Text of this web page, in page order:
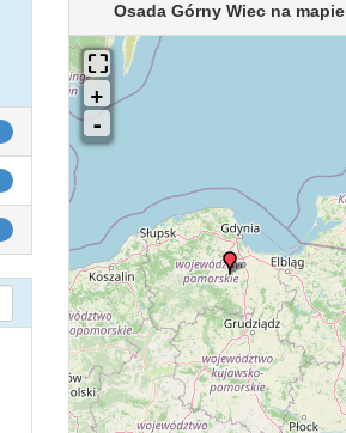
Osada Górny Wiec na mapie